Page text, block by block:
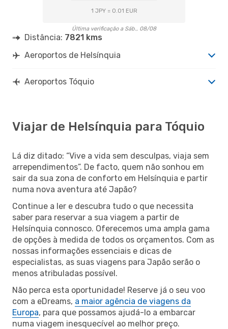
1 JPY = 0.01 EUR
Última verificação a Sáb., 08/08
Distância: 7821 kms
Aeroportos de Helsínquia
Aeroportos Tóquio
Viajar de Helsínquia para Tóquio
Lá diz ditado: “Vive a vida sem desculpas, viaja sem
arrependimentos”. De facto, quem não sonhou em
sair da sua zona de conforto em Helsínquia e partir
numa nova aventura até Japão?
Continue a ler e descubra tudo o que necessita
saber para reservar a sua viagem a partir de
Helsínquia connosco. Oferecemos uma ampla gama
de opções à medida de todos os orçamentos. Com as
nossas informações essenciais e dicas de
especialistas, as suas viagens para Japão serão o
menos atribuladas possível.
Não perca esta oportunidade! Reserve já o seu voo
com a eDreams, a maior agência de viagens da
Europa, para que possamos ajudá-lo a embarcar
numa viagem inesquecível ao melhor preço.